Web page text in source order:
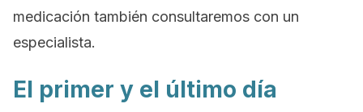
medicación también consultaremos con un
especialista.
El primer y el último día